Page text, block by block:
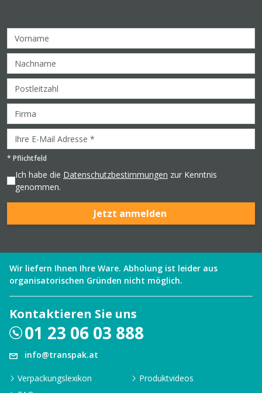
* Pflichtfeld
Ich habe die Datenschutzbestimmungen zur Kenntnis
genommen.
Jetzt anmelden
Wir liefern Ihnen Ihre Ware. Abholung ist leider aus
organisatorischen Gründen nicht möglich.
Kontaktieren Sie uns
01 23 06 03 888
info@transpak.at
Verpackungslexikon
Produktvideos